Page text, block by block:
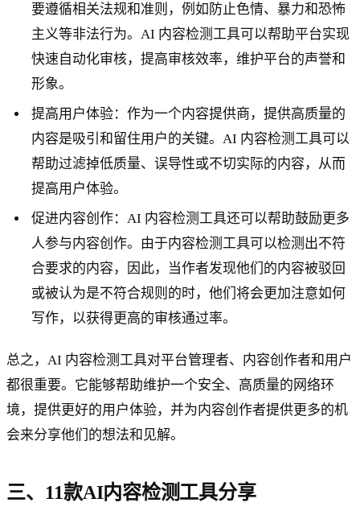
要遵循相关法规和准则，例如防止色情、暴力和恐怖
主义等非法行为。AI 内容检测工具可以帮助平台实现
快速自动化审核，提高审核效率，维护平台的声誉和
形象。
提高用户体验：作为一个内容提供商，提供高质量的
内容是吸引和留住用户的关键。AI 内容检测工具可以
帮助过滤掉低质量、误导性或不切实际的内容，从而
提高用户体验。
促进内容创作：AI 内容检测工具还可以帮助鼓励更多
人参与内容创作。由于内容检测工具可以检测出不符
合要求的内容，因此，当作者发现他们的内容被驳回
或被认为是不符合规则的时，他们将会更加注意如何
写作，以获得更高的审核通过率。
总之，AI 内容检测工具对平台管理者、内容创作者和用户
都很重要。它能够帮助维护一个安全、高质量的网络环
境，提供更好的用户体验，并为内容创作者提供更多的机
会来分享他们的想法和见解。
三、11款AI内容检测工具分享